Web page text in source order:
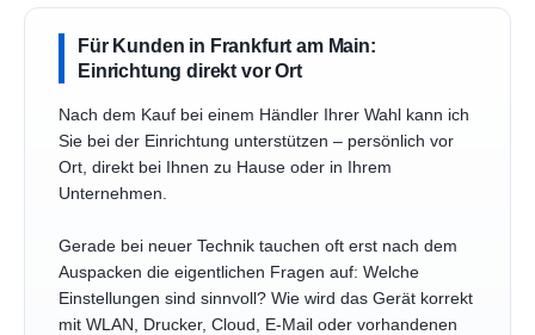
Für Kunden in Frankfurt am Main:
Einrichtung direkt vor Ort
Nach dem Kauf bei einem Händler Ihrer Wahl kann ich
Sie bei der Einrichtung unterstützen – persönlich vor
Ort, direkt bei Ihnen zu Hause oder in Ihrem
Unternehmen.
Gerade bei neuer Technik tauchen oft erst nach dem
Auspacken die eigentlichen Fragen auf: Welche
Einstellungen sind sinnvoll? Wie wird das Gerät korrekt
mit WLAN, Drucker, Cloud, E-Mail oder vorhandenen